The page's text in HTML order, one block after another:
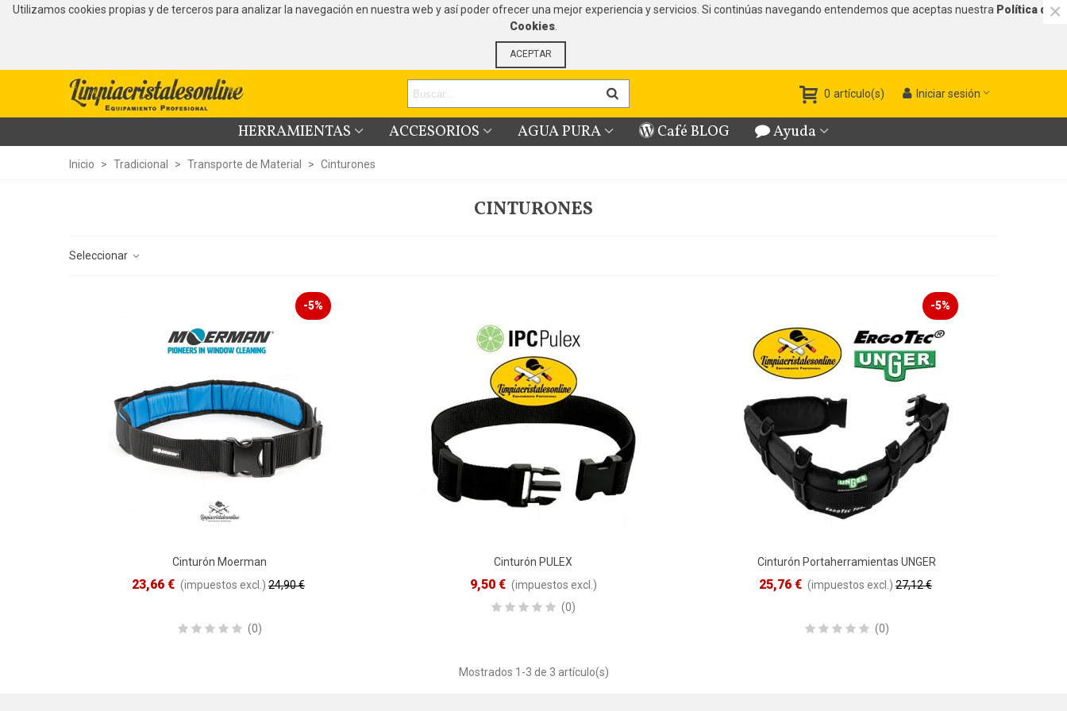
Utilizamos cookies propias y de terceros para analizar la navegación en nuestra web y así poder ofrecer una mejor experiencia y servicios. Si continúas navegando entendemos que aceptas nuestra Política de
Cookies
ACEPTAR
×
0 artículo(s) Iniciar sesión
HERRAMIENTAS ACCESORIOS AGUA PURA Café BLOG Ayuda
Inicio > Tradicional > Transporte de Material > Cinturones
CINTURONES
Seleccionar
-5%
VISTA RÁPIDA
Cinturón Moerman
23,66 € (impuestos excl.) 24,90 €
(0)
VISTA RÁPIDA
Cinturón PULEX
9,50 € (impuestos excl.)
(0)
-5%
VISTA RÁPIDA
Cinturón Portaherramientas UNGER
ErgoTec
25,76 € (impuestos excl.) 27,12 €
(0)
Mostrados 1 -3 de 3 artículo(s)